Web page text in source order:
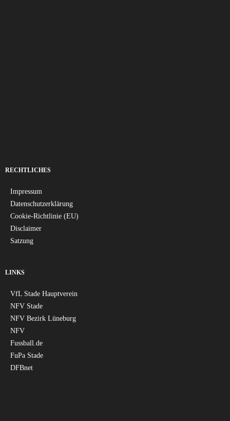
RECHTLICHES
Impressum
Datenschutzerklärung
Cookie-Richtlinie (EU)
Disclaimer
Satzung
LINKS
VfL Stade Hauptverein
NFV Stade
NFV Bezirk Lüneburg
NFV
Fussball.de
FuPa Stade
DFBnet